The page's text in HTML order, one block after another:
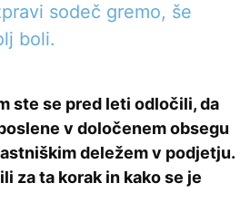
sodeč gremo, še
boli.
ste se pred leti odločili, da
v določenem obsegu
deležem v podjetju.
za ta korak in kako se je